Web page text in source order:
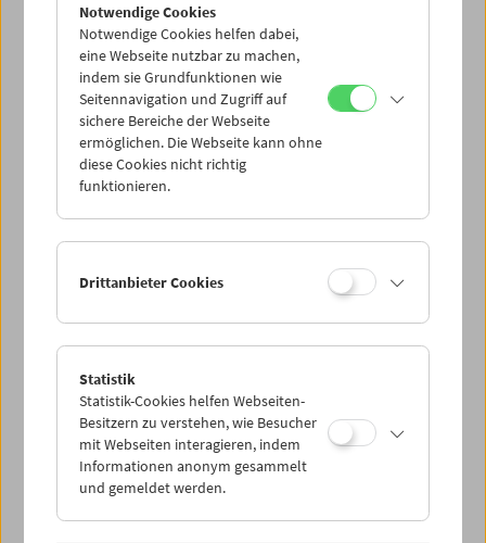
Überzeugung, die wir auch heute teilen.
Mit diesem umfangreichenCollection on Screen
Frühjahrsprogramm (an die 60 Titel, die Reihe geht im
Mai/Juni weiter) blicken wir jedoch in die Vergangenheit
und präsentieren einige der berühmtesten Debüts des 20.
Jahrhunderts (Stroheim, Sternberg, Buñuel, Vigo, Welles,
Kurosawa, Chabrol, Godard, Wiseman, Cassavetes,
Diese Filme kombinieren wir mit weniger bekannten
Werken, vielleicht sogar Entdeckungen oder
Überraschungen, sowie mit einigen Arbeiten aus dem
Jahr 2001 (Grisebach, Kunuk, Alonso), die das 21.
Jahrhundert mit Verve eingeläutet haben. Bis auf eine
restaurierte Ausnahme zeigen wir alle Erstlingswerke auf
Einführungen vonChristoph Huber,Elisabeth Streit
Tom Waibelbei ausgewählten Terminen.
Live-Klavier-Begleitung von Elaine Brennan
und 29.3.2026
Notwendige Cookies
Notwendige Cookies helfen dabei,
eine Webseite nutzbar zu machen,
indem sie Grundfunktionen wie
Seitennavigation und Zugriff auf
sichere Bereiche der Webseite
ermöglichen. Die Webseite kann ohne
diese Cookies nicht richtig
funktionieren.
Drittanbieter Cookies
Statistik
Statistik-Cookies helfen Webseiten-
Besitzern zu verstehen, wie Besucher
mit Webseiten interagieren, indem
Informationen anonym gesammelt
und gemeldet werden.